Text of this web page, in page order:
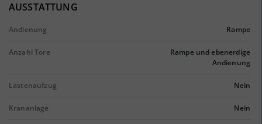
AUSSTATTUNG
Andienung Rampe
Anzahl Tore
Rampe und ebenerdige
Andienung
Lastenaufzug Nein
Krananlage Nein